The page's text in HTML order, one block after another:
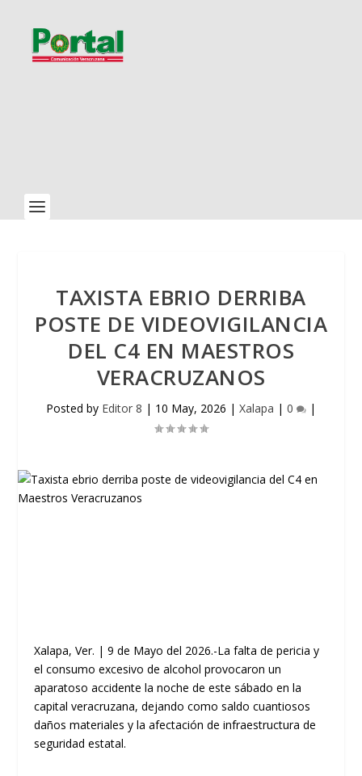
TAXISTA EBRIO DERRIBA
POSTE DE VIDEOVIGILANCIA
DEL C4 EN MAESTROS
VERACRUZANOS
Posted by Editor 8 | 10 May, 2026 | Xalapa | 0 |
Xalapa, Ver. | 9 de Mayo del 2026.-​La falta de pericia y
el consumo excesivo de alcohol provocaron un
aparatoso accidente la noche de este sábado en la
capital veracruzana, dejando como saldo cuantiosos
daños materiales y la afectación de infraestructura de
seguridad estatal.